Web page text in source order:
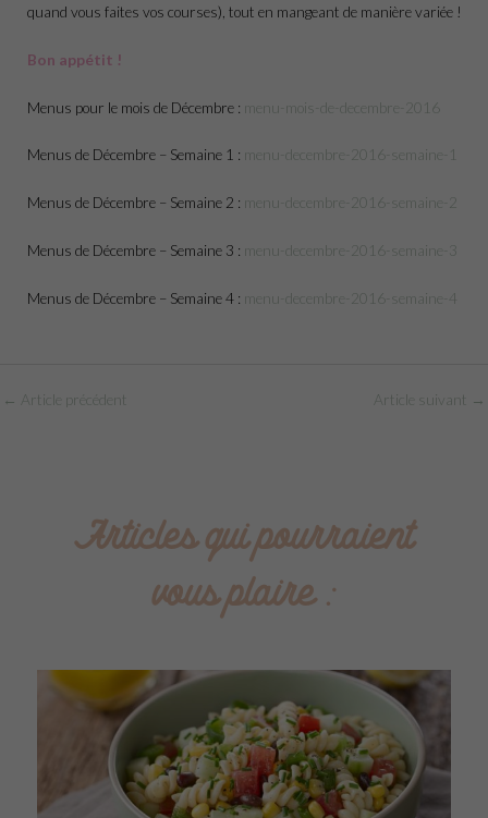
quand vous faites vos courses), tout en mangeant de manière variée !
Bon appétit !
Menus pour le mois de Décembre : menu-mois-de-decembre-2016
Menus de Décembre – Semaine 1 : menu-decembre-2016-semaine-1
Menus de Décembre – Semaine 2 : menu-decembre-2016-semaine-2
Menus de Décembre – Semaine 3 : menu-decembre-2016-semaine-3
Menus de Décembre – Semaine 4 : menu-decembre-2016-semaine-4
← Article précédent Article suivant →
Articles qui pourraient
vous plaire :